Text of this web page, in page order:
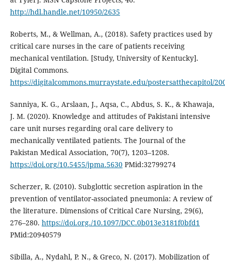
http://hdl.handle.net/10950/2635
Roberts, M., & Wellman, A., (2018). Safety practices used by
critical care nurses in the care of patients receiving
mechanical ventilation. [Study, University of Kentucky].
Digital Commons.
https://digitalcommons.murraystate.edu/postersatthecapitol/
Sanniya, K. G., Arslaan, J., Aqsa, C., Abdus, S. K., & Khawaja,
J. M. (2020). Knowledge and attitudes of Pakistani intensive
care unit nurses regarding oral care delivery to
mechanically ventilated patients. The Journal of the
Pakistan Medical Association, 70(7), 1203–1208.
https://doi.org/10.5455/jpma.5630PMid:32799274
Scherzer, R. (2010). Subglottic secretion aspiration in the
prevention of ventilator-associated pneumonia: A review of
the literature. Dimensions of Critical Care Nursing, 29(6),
276–280. https://doi.org./10.1097/DCC.0b013e3181f0bfd1
PMid:20940579
Sibilla, A., Nydahl, P. N., & Greco, N. (2017). Mobilization of